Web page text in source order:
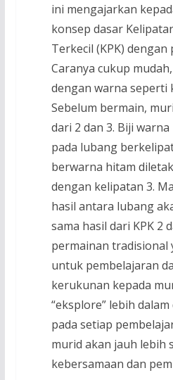
ini mengajarkan
konsep dasar
Terkecil (KPK)
Caranya cukup
dengan warna seperti
Sebelum bermain,
dari 2 dan 3. Biji
pada lubang
berwarna hitam
dengan kelipatan 3.
hasil antara lubang
sama hasil dari KPK 2
permainan tradisional
untuk pembelajaran
kerukunan kepada
“eksplore” lebih
pada setiap
murid akan jauh lebih
kebersamaan dan